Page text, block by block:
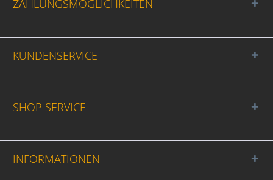
ZAHLUNGSMÖGLICHKEITEN
KUNDENSERVICE
SHOP SERVICE
INFORMATIONEN